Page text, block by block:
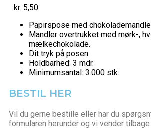
kr. 5,50
Papirspose med
Mandler overtrukket med mørk-,
mælkechokolade.
Dit tryk på posen
Holdbarhed: 3 mdr.
Minimumsantal: 3.000 stk.
BESTIL HER
Vil du gerne bestille eller har du
formularen herunder og vi vender